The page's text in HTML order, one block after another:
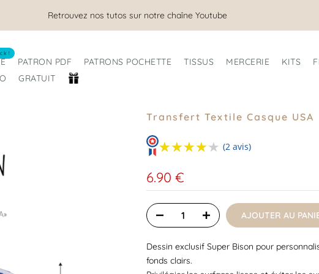
Retrouvez nos tutos sur notre chaîne Youtube
!
PATRON PDF PATRONS POCHETTE TISSUS MERCERIE KITS
GRATUIT
Transfert Textile Casque USA
★★★★★
★★★★★ (2 avis)
6.90 €
AJOUTER AU
Dessin exclusif Super Bison pour
fonds clairs.